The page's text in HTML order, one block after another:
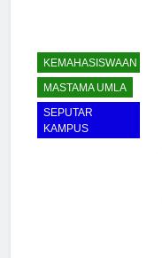
KEMAHASISWAAN
MASTAMA UMLA
SEPUTAR
KAMPUS